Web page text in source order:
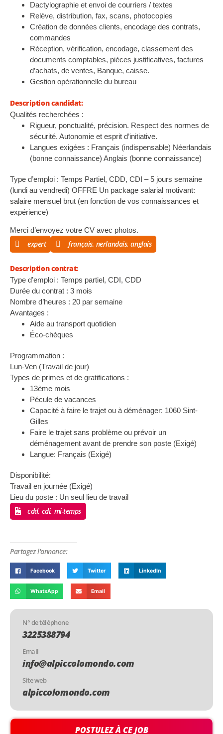
Dactylographie et envoi de courriers / textes
Relève, distribution, fax, scans, photocopies
Création de données clients, encodage des contrats,
commandes
Réception, vérification, encodage, classement des
documents comptables, pièces justificatives, factures
d’achats, de ventes, Banque, caisse.
Gestion opérationnelle du bureau
Description candidat:
Qualités recherchées :
Rigueur, ponctualité, précision. Respect des normes de
sécurité. Autonomie et esprit d’initiative.
Langues exigées : Français (indispensable) Néerlandais
(bonne connaissance) Anglais (bonne connaissance)
Type d’emploi : Temps Partiel, CDD, CDI – 5 jours semaine
(lundi au vendredi) OFFRE Un package salarial motivant:
salaire mensuel brut (en fonction de vos connaissances et
expérience)
Merci d’envoyez votre CV avec photos.
expert français, nerlandais, anglais
Description contrat:
Type d’emploi : Temps partiel, CDI, CDD
Durée du contrat : 3 mois
Nombre d’heures : 20 par semaine
Avantages :
Aide au transport quotidien
Éco-chèques
Programmation :
Lun-Ven (Travail de jour)
Types de primes et de gratifications :
13ème mois
Pécule de vacances
Capacité à faire le trajet ou à déménager: 1060 Sint-
Gilles
Faire le trajet sans problème ou prévoir un
déménagement avant de prendre son poste (Exigé)
Langue: Français (Exigé)
Disponibilité:
Travail en journée (Exigé)
Lieu du poste : Un seul lieu de travail
cdd, cdi, mi-temps
Partagez l'annonce:
Facebook Twitter LinkedIn
WhatsApp Email
N° de téléphone
3225388794
Email
info@alpiccolomondo.com
Site web
alpiccolomondo.com
POSTULEZ À CE JOB